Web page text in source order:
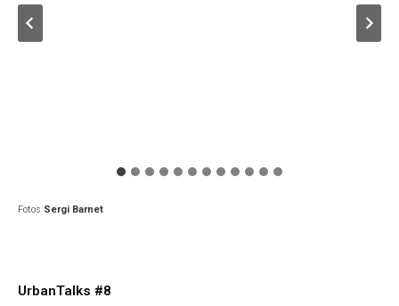
Fotos Sergi Barnet
UrbanTalks #8